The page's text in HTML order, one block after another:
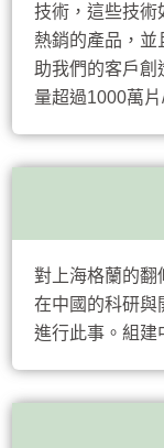
技術，這些技術
熱銷的產品，並
助我們的客戶創
量超過1000萬
對上海格蘭的翻
在中國的科研與
進行此事。組建